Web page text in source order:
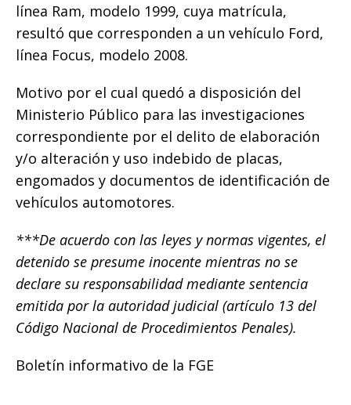
línea Ram, modelo 1999, cuya matrícula,
resultó que corresponden a un vehículo Ford,
línea Focus, modelo 2008.
Motivo por el cual quedó a disposición del
Ministerio Público para las investigaciones
correspondiente por el delito de elaboración
y/o alteración y uso indebido de placas,
engomados y documentos de identificación de
vehículos automotores.
***De acuerdo con las leyes y normas vigentes, el
detenido se presume inocente mientras no se
declare su responsabilidad mediante sentencia
emitida por la autoridad judicial (artículo 13 del
Código Nacional de Procedimientos Penales).
Boletín informativo de la FGE